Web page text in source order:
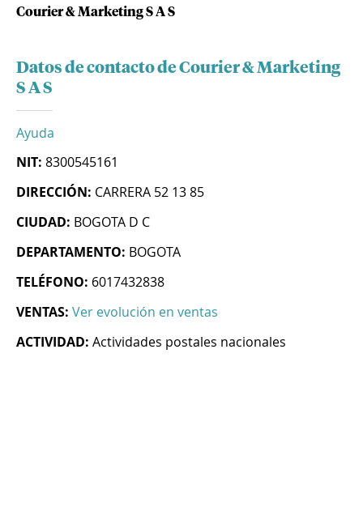
Courier & Marketing S A S
Datos de contacto de Courier & Marketing
S A S
Ayuda
NIT: 8300545161
DIRECCIÓN: CARRERA 52 13 85
CIUDAD: BOGOTA D C
DEPARTAMENTO: BOGOTA
TELÉFONO: 6017432838
VENTAS: Ver evolución en ventas
ACTIVIDAD: Actividades postales nacionales